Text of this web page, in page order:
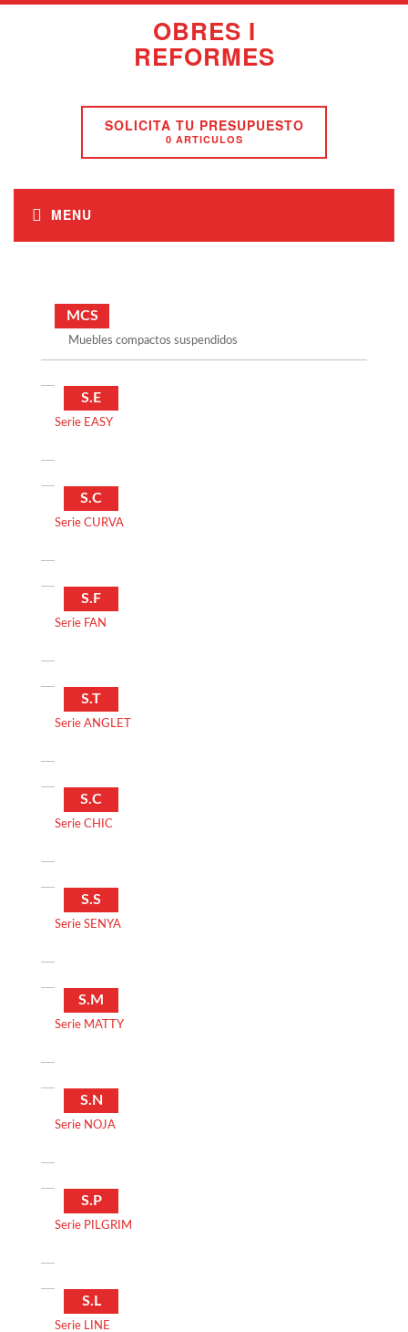
OBRES I
REFORMES
SOLICITA TU PRESUPUESTO
0 ARTICULOS
MCS
Muebles compactos suspendidos
S.E
Serie EASY
S.C
Serie CURVA
S.F
Serie FAN
S.T
Serie ANGLET
S.C
Serie CHIC
S.S
Serie SENYA
S.M
Serie MATTY
S.N
Serie NOJA
S.P
Serie PILGRIM
S.L
Serie LINE